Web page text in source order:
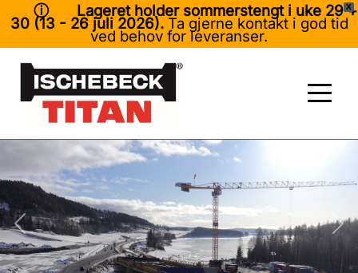
X
ⓘ Lageret holder sommerstengt i uke 29 +
30 (13 - 26 juli 2026).Ta gjerne kontakt i god tid
ved behov for leveranser.